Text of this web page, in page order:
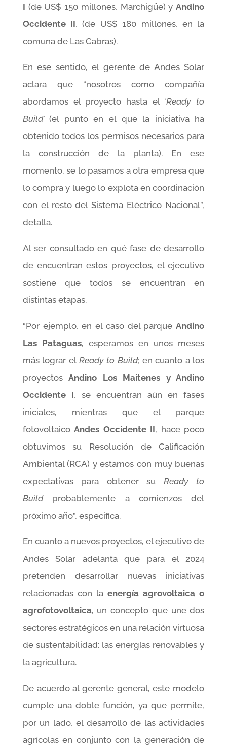
I (de US$ 150 millones, Marchigüe) yAndino
Occidente II, (de US$ 180 millones, en la
comuna de Las Cabras).
En ese sentido, el gerente de Andes Solar
aclara que “nosotros como compañía
abordamos el proyecto hasta el ‘Ready to
Build’(el punto en el que la iniciativa ha
obtenido todos los permisos necesarios para
la construcción de la planta). En ese
momento, se lo pasamos a otra empresa que
lo compra y luego lo explota en coordinación
con el resto del Sistema Eléctrico Nacional”,
detalla.
Al ser consultado en qué fase de desarrollo
de encuentran estos proyectos, el ejecutivo
sostiene que todos se encuentran en
distintas etapas.
“Por ejemplo, en el caso del parqueAndino
Las Pataguas, esperamos en unos meses
más lograr el Ready to Build; en cuanto a los
proyectosAndino Los Maitenes y Andino
Occidente I, se encuentran aún en fases
iniciales, mientras que el parque
fotovoltaicoAndes Occidente II, hace poco
obtuvimos su Resolución de Calificación
Ambiental (RCA) y estamos con muy buenas
expectativas para obtener su Ready to
Build probablemente a comienzos del
próximo año”, especifica.
En cuanto a nuevos proyectos, el ejecutivo de
Andes Solar adelanta que para el 2024
pretenden desarrollar nuevas iniciativas
relacionadas con laenergía agrovoltaica o
agrofotovoltaica, un concepto que une dos
sectores estratégicos en una relación virtuosa
de sustentabilidad: las energías renovables y
la agricultura.
De acuerdo al gerente general, este modelo
cumple una doble función, ya que permite,
por un lado, el desarrollo de las actividades
agrícolas en conjunto con la generación de